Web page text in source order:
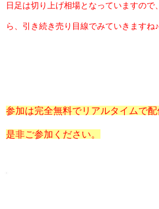
日足は切り上げ相場となっていますので
ら、引き続き売り目線でみていきますね♪
参加は完全無料でリアルタイムで配
是非ご参加ください。